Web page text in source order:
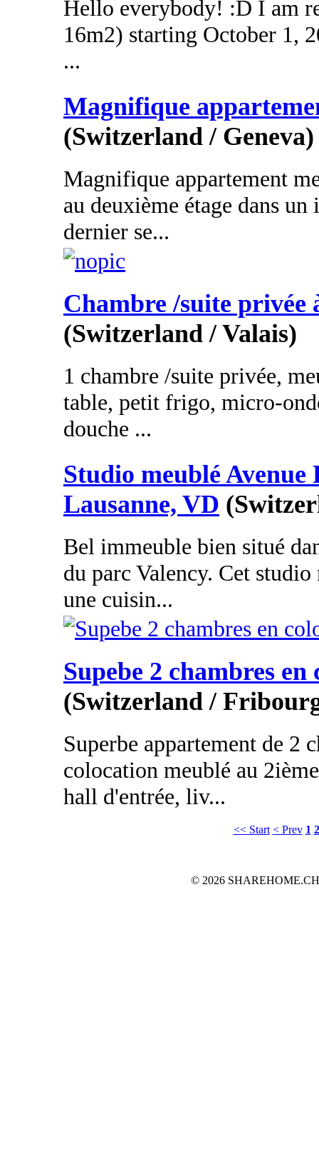
Hello everybody! :D I am
16m2) starting October 1,
...
Magnifique
(Switzerland / Geneva)
Magnifique appartement
au deuxième étage dans
dernier se...
Chambre /suite privée
(Switzerland / Valais)
1 chambre /suite privée,
table, petit frigo, micro-
douche ...
Studio meublé Avenue
Lausanne, VD
Bel immeuble bien situé
du parc Valency. Cet
une cuisin...
Supebe 2 chambres en
(Switzerland /
Superbe appartement de 2
colocation meublé au
hall d'entrée, liv...
<< Start < Prev 1 2
© 2026